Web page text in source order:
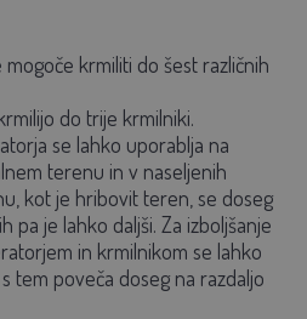
krmiliti do šest različnih
do trije krmilniki.
se lahko uporablja na
terenu in v naseljenih
kot je hribovit teren, se doseg
pa je lahko daljši. Za izboljšanje
in krmilnikom se lahko
tem poveča doseg na razdaljo